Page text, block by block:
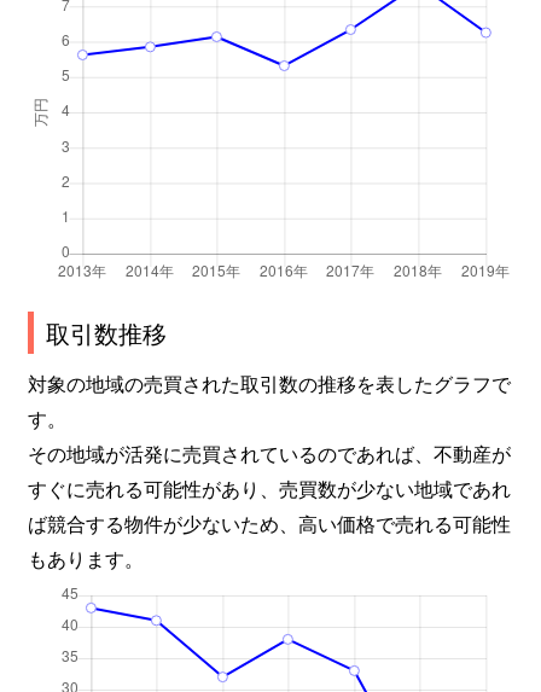
取引数推移
対象の地域の売買された取引数の推移を表したグラフで
す。
その地域が活発に売買されているのであれば、不動産が
すぐに売れる可能性があり、売買数が少ない地域であれ
ば競合する物件が少ないため、高い価格で売れる可能性
もあります。